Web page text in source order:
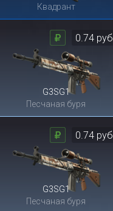
Квадрант
G3SG1
Песчаная буря
0.74 руб
G3SG1
Песчаная буря
0.74 руб